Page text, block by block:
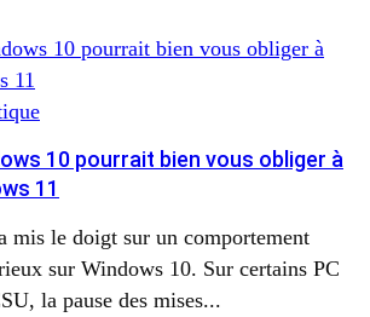
10 pourrait bien vous obliger à
11
mis le doigt sur un comportement
sur Windows 10. Sur certains PC
la pause des mises...